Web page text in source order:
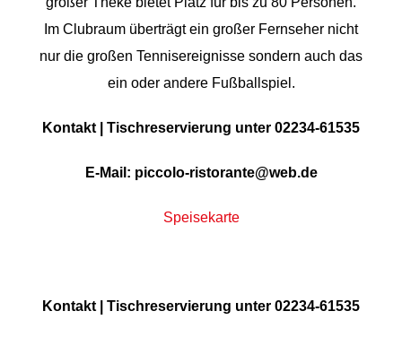
Im Clubraum überträgt ein großer Fernseher nicht
nur die großen Tennisereignisse sondern auch das
ein oder andere Fußballspiel.
Kontakt | Tischreservierung unter 02234-61535
E-Mail: piccolo-ristorante@web.de
Speisekarte
Kontakt | Tischreservierung unter 02234-61535